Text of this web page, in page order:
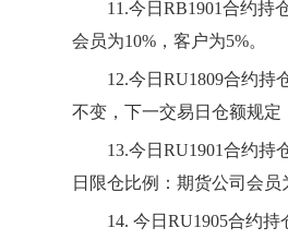
11.今日 RB1901合约持
会员为10%，客户为5%。
12.今日 RU1809合约持
不变 ，下一交易日仓额规
13.今日RU1901合约持
日限仓比例：期货公司会员
14. 今日RU1905合约